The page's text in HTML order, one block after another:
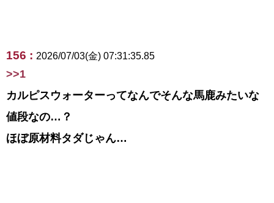
156 : 2026/07/03(金) 07:31:35.85
>>1
カルピスウォーターってなんでそんな馬鹿みたいな
値段なの…？
ほぼ原材料タダじゃん…